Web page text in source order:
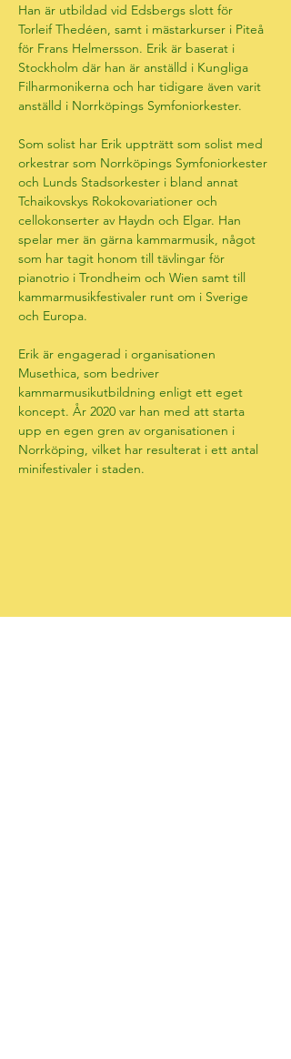
Han är utbildad vid Edsbergs slott för
Torleif Thedéen, samt i mästarkurser i Piteå
för Frans Helmersson. Erik är baserat i
Stockholm där han är anställd i Kungliga
Filharmonikerna och har tidigare även varit
anställd i Norrköpings Symfoniorkester.
Som solist har Erik uppträtt som solist med
orkestrar som Norrköpings Symfoniorkester
och Lunds Stadsorkester i bland annat
Tchaikovskys Rokokovariationer och
cellokonserter av Haydn och Elgar. Han
spelar mer än gärna kammarmusik, något
som har tagit honom till tävlingar för
pianotrio i Trondheim och Wien samt till
kammarmusikfestivaler runt om i Sverige
och Europa.
Erik är engagerad i organisationen
Musethica, som bedriver
kammarmusikutbildning enligt ett eget
koncept. År 2020 var han med att starta
upp en egen gren av organisationen i
Norrköping, vilket har resulterat i ett antal
minifestivaler i staden.